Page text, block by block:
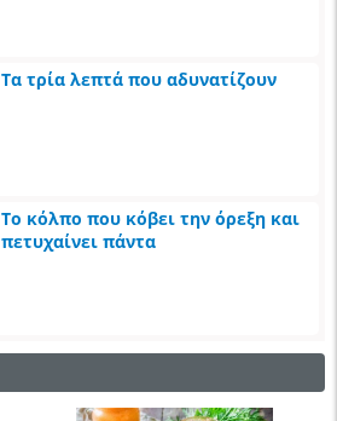
Τα τρία λεπτά που αδυνατίζουν
Το κόλπο που κόβει την όρεξη και
πετυχαίνει πάντα